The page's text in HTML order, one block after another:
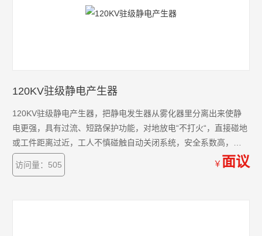
120KV驻级静电产生器
120KV驻级静电产生器，把静电发生器从雾化器里分离出来使静
电更强，具有过流、短路保护功能，对地放电“不打火“，直接碰地
或工件距离过近，工人不慎碰触自动关闭系统，安全系数高，使
用无级调整电压电流，经多个企业和厂家客户共同验证，具有性
能稳定、使用寿命长的优异性能，被广泛用于自行车、汽车、摩
访问量：505 ￥ 面议